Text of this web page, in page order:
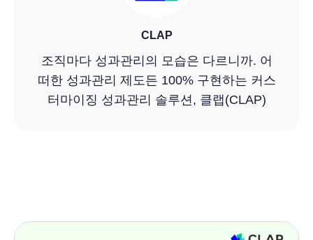
CLAP
조직마다 성과관리의 모습은 다르니까. 어
떠한 성과관리 제도든 100% 구현하는 커스
터마이징 성과관리 솔루션, 클랩(CLAP)